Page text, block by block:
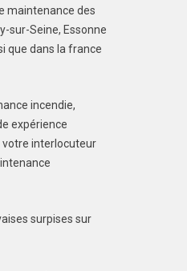
maintenance des
sur-Seine, Essonne
que dans la france
incendie,
expérience
votre interlocuteur
surpises sur